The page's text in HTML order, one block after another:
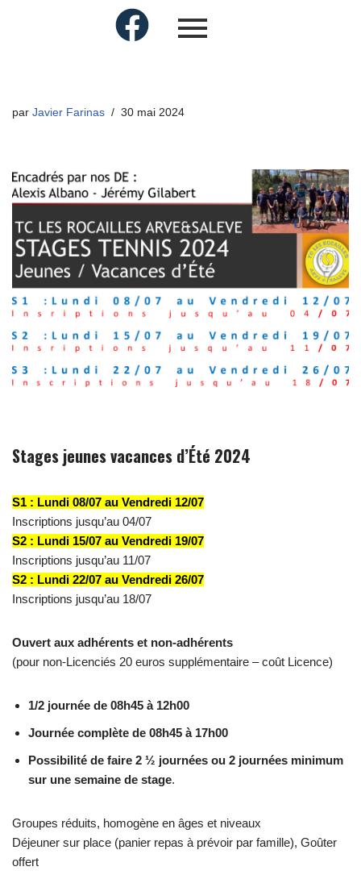
par Javier Farinas 30 mai 2024
Stages jeunes vacances d’Été 2024
S1 : Lundi 08/07 au Vendredi 12/07
Inscriptions jusqu’au 04/07
S2 : Lundi 15/07 au Vendredi 19/07
Inscriptions jusqu’au 11/07
S2 : Lundi 22/07 au Vendredi 26/07
Inscriptions jusqu’au 18/07
Ouvert aux adhérents et non-adhérents
(pour non-Licenciés 20 euros supplémentaire – coût Licence)
1/2 journée de 08h45 à 12h00
Journée complète de 08h45 à 17h00
Possibilité de faire 2 ½ journées ou 2 journées minimum
sur une semaine de stage.
Groupes réduits, homogène en âges et niveaux
Déjeuner sur place (panier repas à prévoir par famille), Goûter
offert